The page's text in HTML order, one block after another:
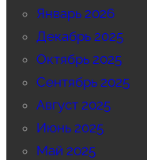
Январь 2026
Декабрь 2025
Октябрь 2025
Сентябрь 2025
Август 2025
Июнь 2025
Май 2025